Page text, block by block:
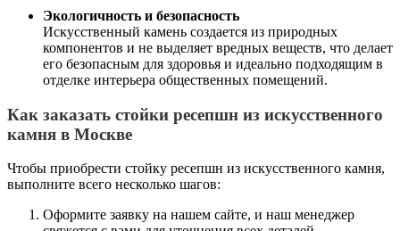
Экологичность и безопасность
Искусственный камень создается из природных
компонентов и не выделяет вредных веществ, что делает
его безопасным для здоровья и идеально подходящим в
отделке интерьера общественных помещений.
Как заказать стойки ресепшн из искусственного
камня в Москве
Чтобы приобрести стойку ресепшн из искусственного камня,
выполните всего несколько шагов:
Оформите заявку на нашем сайте, и наш менеджер